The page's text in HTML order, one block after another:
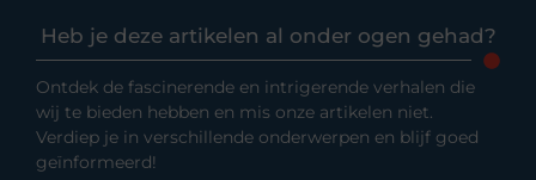
Heb je deze artikelen al onder ogen gehad?
Ontdek de fascinerende en intrigerende verhalen die
wij te bieden hebben en mis onze artikelen niet.
Verdiep je in verschillende onderwerpen en blijf goed
geïnformeerd!